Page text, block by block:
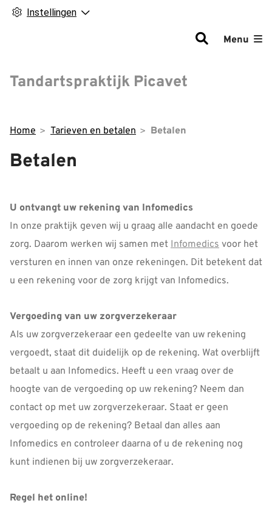
Instellingen
Tandartspraktijk Picavet
Menu
Home Tarieven en betalen Betalen
Betalen
U ontvangt uw rekening van Infomedics
In onze praktijk geven wij u graag alle aandacht en goede
zorg. Daarom werken wij samen met Infomedics voor het
versturen en innen van onze rekeningen. Dit betekent dat
u een rekening voor de zorg krijgt van Infomedics.
Vergoeding van uw zorgverzekeraar
Als uw zorgverzekeraar een gedeelte van uw rekening
vergoedt, staat dit duidelijk op de rekening. Wat overblijft
betaalt u aan Infomedics. Heeft u een vraag over de
hoogte van de vergoeding op uw rekening? Neem dan
contact op met uw zorgverzekeraar. Staat er geen
vergoeding op de rekening? Betaal dan alles aan
Infomedics en controleer daarna of u de rekening nog
kunt indienen bij uw zorgverzekeraar.
Regel het online!